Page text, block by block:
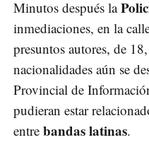
Minutos después la
inmediaciones, en la
presuntos autores, de
nacionalidades aún se
Provincial de
pudieran estar
entre bandas latinas.